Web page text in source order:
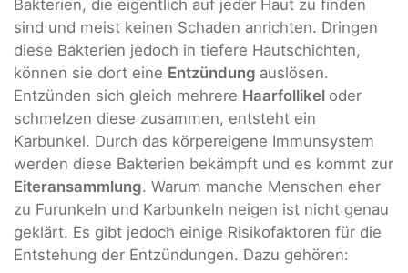
Bakterien, die eigentlich auf jeder Haut zu finden
sind und meist keinen Schaden anrichten. Dringen
diese Bakterien jedoch in tiefere Hautschichten,
können sie dort eine Entzündung auslösen.
Entzünden sich gleich mehrere Haarfollikel oder
schmelzen diese zusammen, entsteht ein
Karbunkel. Durch das körpereigene Immunsystem
werden diese Bakterien bekämpft und es kommt zur
Eiteransammlung. Warum manche Menschen eher
zu Furunkeln und Karbunkeln neigen ist nicht genau
geklärt. Es gibt jedoch einige Risikofaktoren für die
Entstehung der Entzündungen. Dazu gehören: